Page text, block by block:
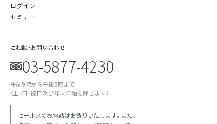
ログイン
セミナー
ご相談・お問い合わせ
03-5877-4230
午前9時から午後5時まで
（土・日・祝日及び年末年始を除きます）
セールスのお電話はお断りいたします。また、某医師の動画は誇大表現多用の宣伝。医師
による効果効能の保証と解され違反では